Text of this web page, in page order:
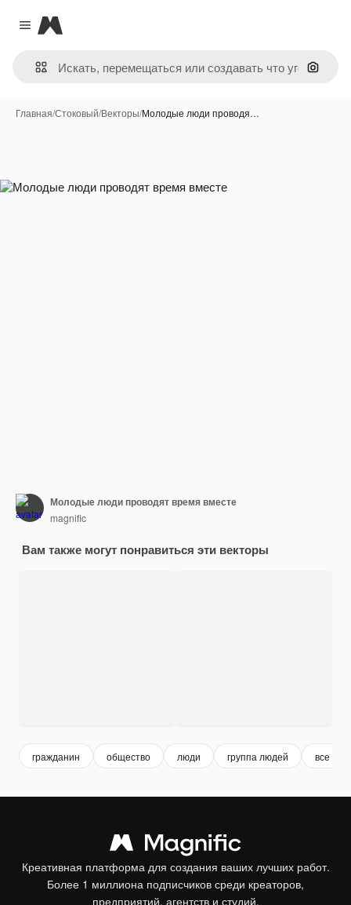
Close menu
Magnific
Поиск
Главная/Стоковый/Векторы/Молодые люди проводя…
Молодые люди проводят время вместе
magnific
Вам также могут понравиться эти векторы
гражданин общество люди группа людей все
Креативная платформа для создания ваших лучших работ.
Более 1 миллиона подписчиков среди креаторов,
предприятий, агентств и студий.